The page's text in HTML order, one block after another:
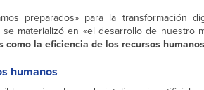
preparados» para la transformación
materializó en «el desarrollo de nuestro
la eficiencia de los recursos humanos
humanos